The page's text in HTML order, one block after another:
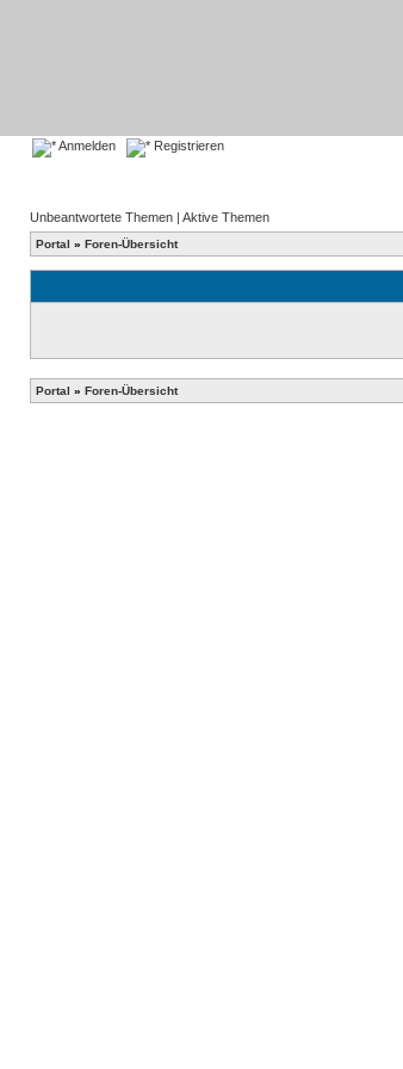
Anmelden Registrieren
Unbeantwortete Themen | Aktive Themen
Portal » Foren-Übersicht
Portal » Foren-Übersicht